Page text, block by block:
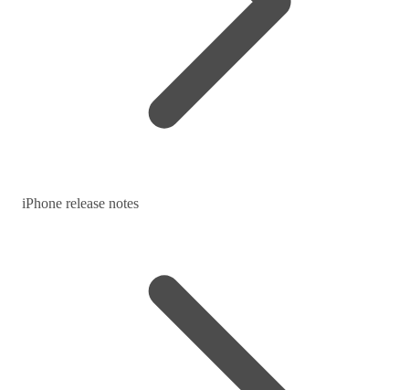
iPhone release notes